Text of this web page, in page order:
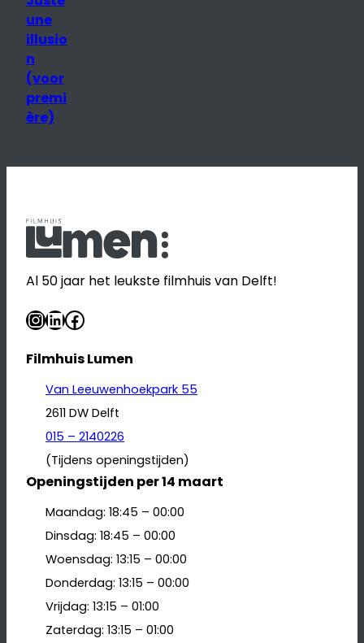
une
illusio
n
(voor
premi
ère)
Al 50 jaar het leukste filmhuis van Delft!
InstagramLinkedIn Facebook
Filmhuis Lumen
Van Leeuwenhoekpark 55
2611 DW Delft
015 – 2140226
(Tijdens openingstijden)
Openingstijden per 14 maart
Maandag: 18:45 – 00:00
Dinsdag: 18:45 – 00:00
Woensdag: 13:15 – 00:00
Donderdag: 13:15 – 00:00
Vrijdag: 13:15 – 01:00
Zaterdag: 13:15 – 01:00